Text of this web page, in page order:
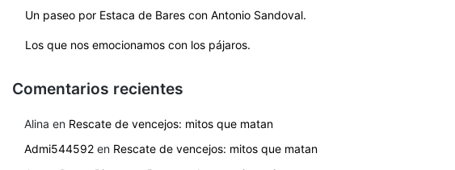
Un paseo por Estaca de Bares con Antonio Sandoval.
Los que nos emocionamos con los pájaros.
Comentarios recientes
Alina en Rescate de vencejos: mitos que matan
Admi544592 en Rescate de vencejos: mitos que matan